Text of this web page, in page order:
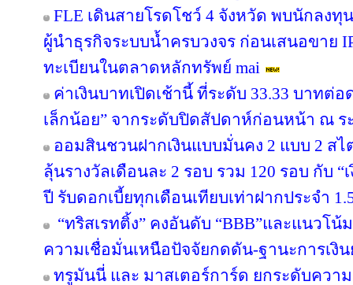
FLE เดินสายโรดโชว์ 4 จังหวัด พบนักลง
ผู้นำธุรกิจระบบน้ำครบวงจร ก่อนเสนอขาย
ทะเบียนในตลาดหลักทรัพย์ mai
ค่าเงินบาทเปิดเช้านี้ ที่ระดับ 33.33 บาทต่
เล็กน้อย” จากระดับปิดสัปดาห์ก่อนหน้า ณ ร
ออมสินชวนฝากเงินแบบมั่นคง 2 แบบ 2 สไ
ลุ้นรางวัลเดือนละ 2 รอบ รวม 120 รอบ กับ
ปี รับดอกเบี้ยทุกเดือนเทียบเท่าฝากประจำ
“ทริสเรทติ้ง” คงอันดับ “BBB”และแนวโน้
ความเชื่อมั่นเหนือปัจจัยกดดัน-ฐานะการเงิน
ทรูมันนี่ และ มาสเตอร์การ์ด ยกระดับควา